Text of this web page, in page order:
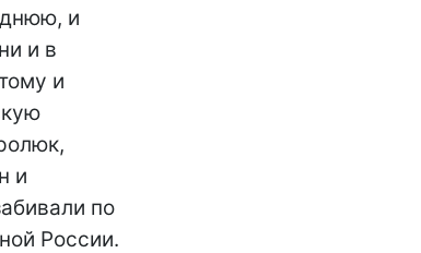
и
и в
и
и
по
России.